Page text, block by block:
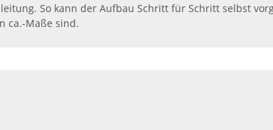
So kann der Aufbau Schritt für Schritt selbst
ca.-Maße sind.